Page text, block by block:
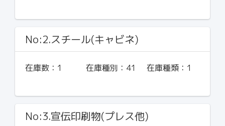
No:2.スチール(キャビネ)
在庫数： 1 在庫種別： 41 在庫種類： 1
No:3.宣伝印刷物(プレス他)